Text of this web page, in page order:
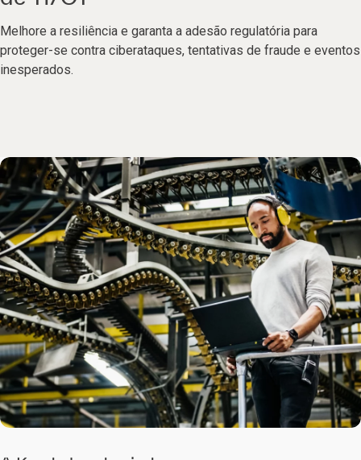
Melhore a resiliência e garanta a adesão regulatória para
proteger-se contra ciberataques, tentativas de fraude e eventos
inesperados.